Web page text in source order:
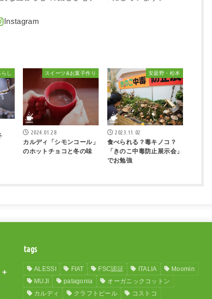
し スイーツ&お菓子作り
2024.01.28
カルディ「シモンコール」
のホットチョコと冬の味
安曇野・松本
2023.11.02
食べられる？毒キノコ？
「きのこ中毒防止展示会」
でお勉強
tags
ALESSI FIAT FSC認証 ITALIA
Moomin
MUJI
patagonia
オーガニックコットン
カルディ
クラフトビール
コストコ